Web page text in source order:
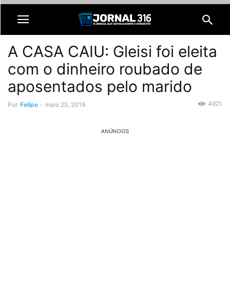
A CASA CAIU: Gleisi foi eleita
com o dinheiro roubado de
aposentados pelo marido
Por Felipe - maio 25, 2019 4921
ANÚNCIOS